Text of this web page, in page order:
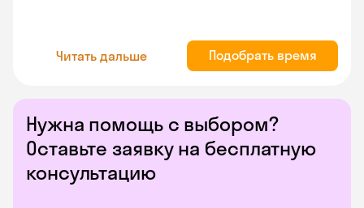
Нужна помощь с выбором?
Оставьте заявку на бесплатную
консультацию
Читать дальше Подобрать время